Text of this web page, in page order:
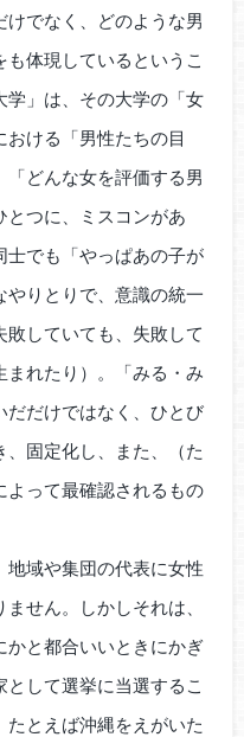
でなく、どのような男
体現しているというこ
学」は、その大学の「女
ける「男性たちの目
どんな女を評価する男
つに、ミスコンがあ
士でも「やっぱあの子が
りとりで、意識の統一
していても、失敗して
まれたり）。「みる・み
だだけではなく、ひとび
、固定化し、また、（た
よって最確認されるもの
地域や集団の代表に女性
せん。しかしそれは、
かと都合いいときにかぎ
して選挙に当選するこ
たとえば沖縄をえがいた